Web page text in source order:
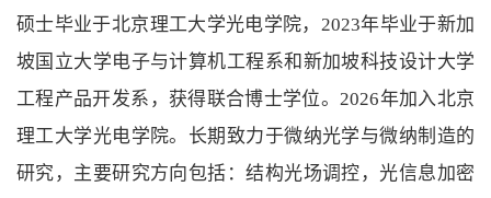
硕士毕业于北京理工大学光电学院， 2023年毕业于新加
坡国立大学电子与计算机工程系和新加坡科技设计大学
工程产品开发系，获得联合博士学位。 2026年加入北京
理工大学光电学院。长期致力于微纳光学与微纳制造的
研究，主要研究方向包括：结构光场调控，光信息加密